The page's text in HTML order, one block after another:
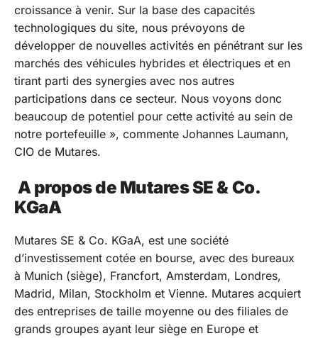
croissance à venir. Sur la base des capacités
technologiques du site, nous prévoyons de
développer de nouvelles activités en pénétrant sur les
marchés des véhicules hybrides et électriques et en
tirant parti des synergies avec nos autres
participations dans ce secteur. Nous voyons donc
beaucoup de potentiel pour cette activité au sein de
notre portefeuille », commente Johannes Laumann,
CIO de Mutares.
A propos de Mutares SE & Co.
KGaA
Mutares SE & Co. KGaA, est une société
d’investissement cotée en bourse, avec des bureaux
à Munich (siège), Francfort, Amsterdam, Londres,
Madrid, Milan, Stockholm et Vienne. Mutares acquiert
des entreprises de taille moyenne ou des filiales de
grands groupes ayant leur siège en Europe et